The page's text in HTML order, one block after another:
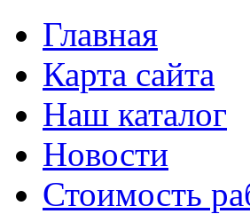
Главная
Карта сайта
Наш каталог
Новости
Стоимость